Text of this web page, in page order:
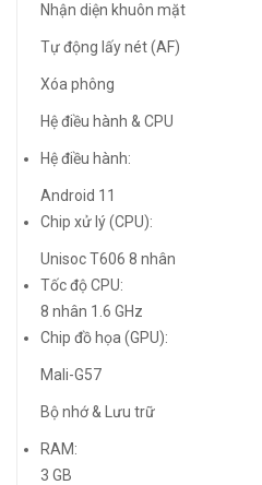
Nhận diện khuôn mặt
Tự động lấy nét (AF)
Xóa phông
Hệ điều hành & CPU
Hệ điều hành:
Android 11
Chip xử lý (CPU):
Unisoc T606 8 nhân
Tốc độ CPU:
8 nhân 1.6 GHz
Chip đồ họa (GPU):
Mali-G57
Bộ nhớ & Lưu trữ
RAM:
3 GB